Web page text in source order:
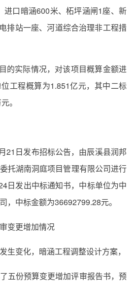
进口暗涵600米、柘坪涵闸1座、新
排站一座、河道综合治理非工程措
的实际情况，对该项目概算金额进
工程概算为1.851亿元，其中二标
。
21日发布招标公告，由辰溪县润邦
托湖南洞庭项目管理有限公司进行
日发出中标通知书，中标单位为中
，中标金额为36692799.28元。
变更增加情况
生变化，暗涵工程调整设计方案，
五份预算变更增加评审报告书，预